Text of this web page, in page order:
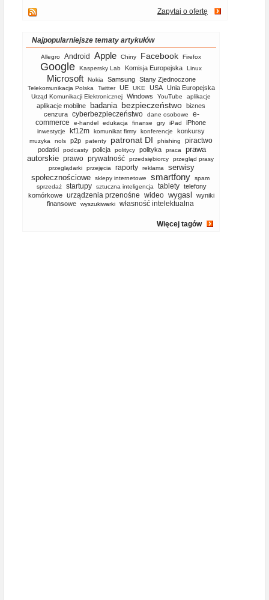
Zapytaj o ofertę
Najpopularniejsze tematy artykułów
Allegro Android Apple Chiny Facebook Firefox
Google Kaspersky Lab Komisja Europejska Linux
Microsoft Nokia Samsung Stany Zjednoczone
Telekomunikacja Polska Twitter UE UKE USA Unia Europejska
Urząd Komunikacji Elektronicznej Windows YouTube aplikacje
aplikacje mobilne badania bezpieczeństwo biznes
cenzura cyberbezpieczeństwo dane osobowe
e-
commerce
e-handel edukacja finanse gry iPad iPhone
inwestycje kf12m komunikat firmy konferencje konkursy
muzyka nols p2p patenty patronat DI phishing piractwo
podatki podcasty policja politycy polityka praca
prawa
autorskie prawo prywatność przedsiębiorcy
przegląd prasy
przeglądarki
przejęcia raporty reklama
serwisy
społecznościowe
sklepy internetowe smartfony
spam
sprzedaż
startupy sztuczna inteligencja tablety telefony
komórkowe
urządzenia przenośne wideo wygasl
wyniki
finansowe
wyszukiwarki własność intelektualna
Więcej tagów